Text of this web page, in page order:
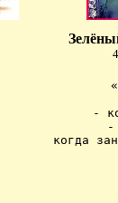
-
-
когда